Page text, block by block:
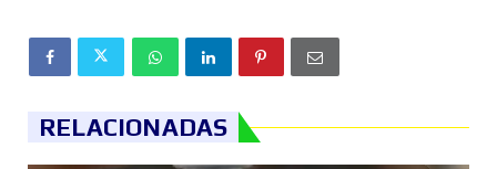
RELACIONADAS